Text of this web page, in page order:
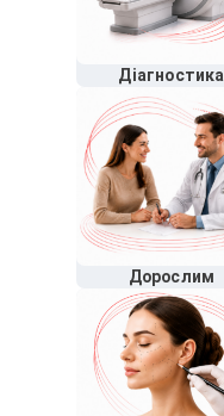
Діагностика
Дорослим